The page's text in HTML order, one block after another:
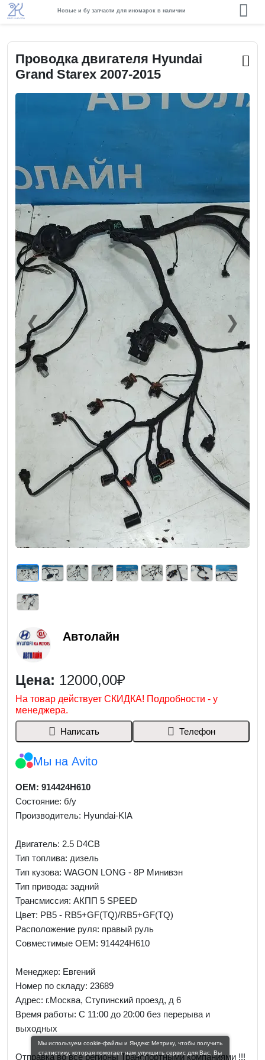
Новые и бу запчасти для иномарок в наличии
Проводка двигателя Hyundai
Grand Starex 2007-2015
❮
Previous ❯Next
Автолайн
Цена: 12000,00₽
На товар действует СКИДКА! Подробности - у
менеджера.
Написать Телефон
Мы на Avito
OEM: 914424H610
Состояние: б/у
Производитель: Hyundai-KIA
Двигатель: 2.5 D4CB
Тип топлива: дизель
Тип кузова: WAGON LONG - 8P Минивэн
Тип привода: задний
Трансмиссия: AКПП 5 SPEED
Цвет: PB5 - RB5+GF(TQ)/RB5+GF(TQ)
Расположение руля: правый руль
Совместимые OEM: 914424H610
Менеджер: Евгений
Номер по складу: 23689
Адрес: г.Москва, Ступинский проезд, д 6
Время работы: С 11:00 до 20:00 без перерыва и
выходных
Отправка во все регионы Транспортными компаниями !!!
Мы используем cookie-файлы и Яндекс Метрику, чтобы получить
статистику, которая помогает нам улучшить сервис для Вас. Вы